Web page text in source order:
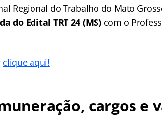
Regional do Trabalho do Mato
do Edital TRT 24 (MS) com o
clique aqui!
cargos e